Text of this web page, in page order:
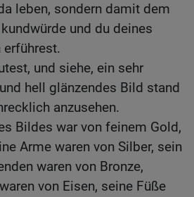
leben, sondern damit dem
und du deines
erführest.
und siehe, ein sehr
hell glänzendes Bild stand
anzusehen.
Bildes war von feinem Gold,
Arme waren von Silber, sein
waren von Bronze,
von Eisen, seine Füße